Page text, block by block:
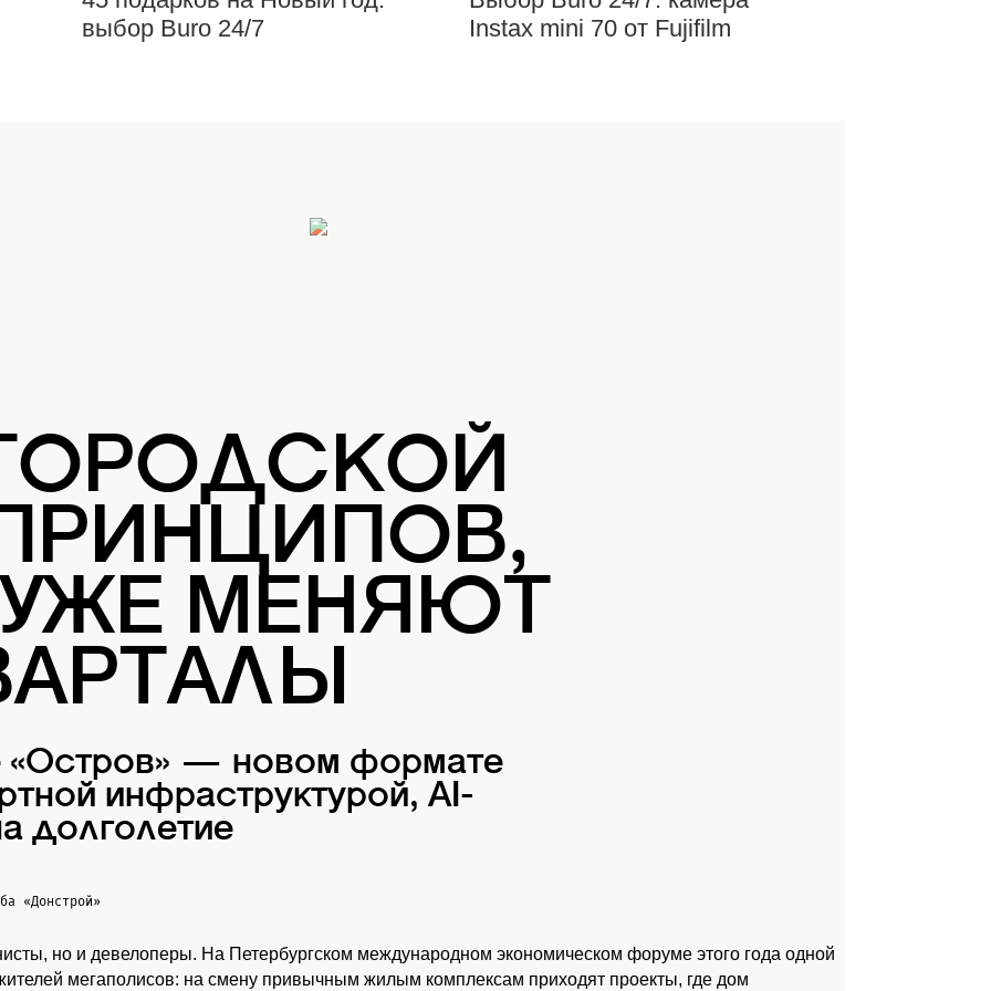
выбор Buro 24/7
Instax mini 70 от Fujifilm
МЕНЯЮТ
«Остров» — новом формате
инфраструктурой, AI-
долголетие
«Донстрой»
но и девелоперы. На Петербургском международном экономическом форуме этого года одной
мегаполисов: на смену привычным жилым комплексам приходят проекты, где дом